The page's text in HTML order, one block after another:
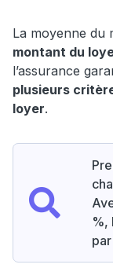
La moyenne du
montant du
l’assurance
plusieurs
loyer.
%,